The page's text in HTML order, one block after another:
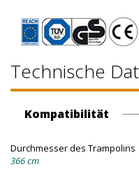
Technische
Kompatibilität
Durchmesser des Trampolins
366 cm